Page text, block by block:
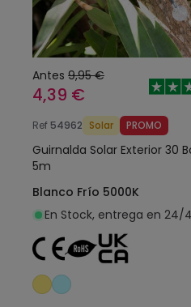
Antes 9,95 €
4,39 €
Ref 54962 Solar PROMO
Guirnalda Solar Exterior 30
5m
Blanco Frío 5000K
En Stock, entrega en 24/